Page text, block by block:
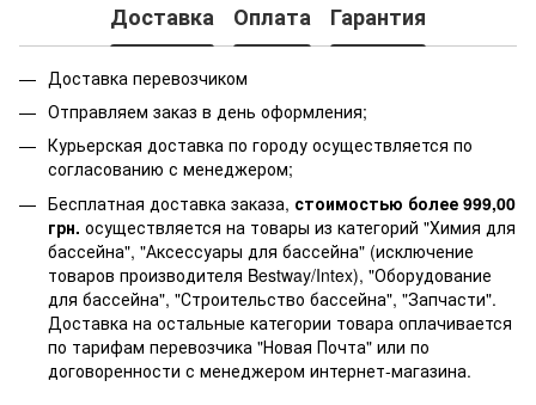
Доставка Оплата Гарантия
Доставка перевозчиком
Отправляем заказ в день оформления;
Курьерская доставка по городу осуществляется по
согласованию с менеджером;
Бесплатная доставка заказа, стоимостью более 999,00
грн. осуществляется на товары из категорий "Химия для
бассейна", "Аксессуары для бассейна" (исключение
товаров производителя Bestway/Intex), "Оборудование
для бассейна", "Строительство бассейна", "Запчасти".
Доставка на остальные категории товара оплачивается
по тарифам перевозчика "Новая Почта" или по
договоренности с менеджером интернет-магазина.